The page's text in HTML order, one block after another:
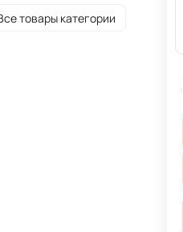
товары категории